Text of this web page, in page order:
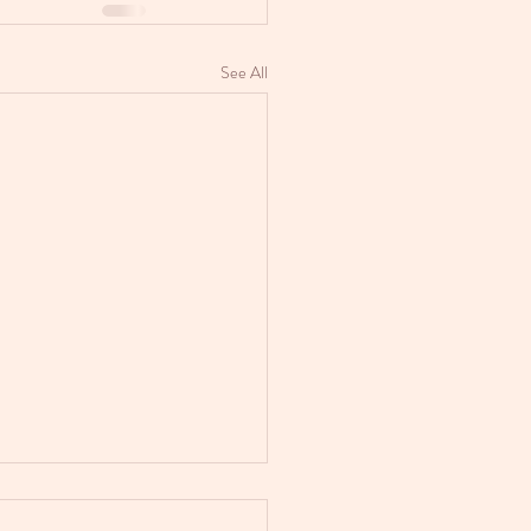
See All
תפילה לשבת